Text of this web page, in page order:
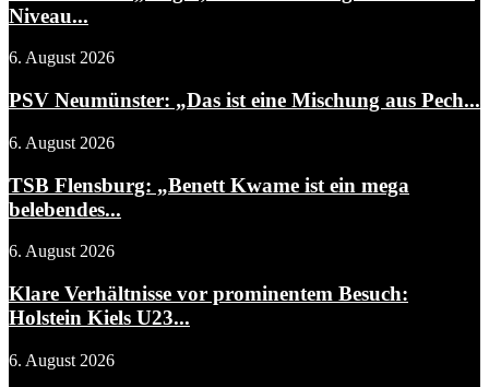
Niveau...
6. August 2026
PSV Neumünster: „Das ist eine Mischung aus Pech...
6. August 2026
TSB Flensburg: „Benett Kwame ist ein mega
belebendes...
6. August 2026
Klare Verhältnisse vor prominentem Besuch:
Holstein Kiels U23...
6. August 2026